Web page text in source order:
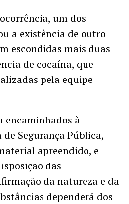
um dos
a existência de outro
escondidas mais duas
de cocaína, que
pela equipe
encaminhados à
Segurança Pública,
apreendido, e
das
da natureza e da
dependerá dos